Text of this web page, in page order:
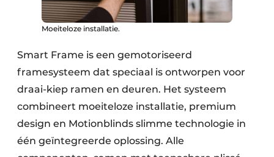
Moeiteloze installatie.
Smart Frame is een gemotoriseerd
framesysteem dat speciaal is ontworpen voor
draai-kiep ramen en deuren. Het systeem
combineert moeiteloze installatie, premium
design en Motionblinds slimme technologie in
één geïntegreerde oplossing. Alle